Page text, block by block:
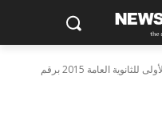
الان نتيجة تنسيق المرحلة الأولى للثانوية العامة 2015 برقم